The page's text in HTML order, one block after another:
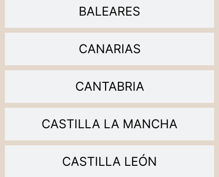
BALEARES
CANARIAS
CANTABRIA
CASTILLA LA MANCHA
CASTILLA LEÓN